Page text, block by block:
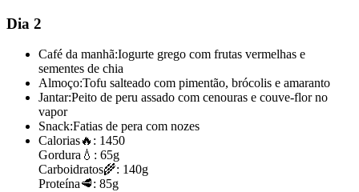
Dia 2
Café da manhã:Iogurte grego com frutas vermelhas e
sementes de chia
Almoço:Tofu salteado com pimentão, brócolis e amaranto
Jantar:Peito de peru assado com cenouras e couve-flor no
vapor
Snack:Fatias de pera com nozes
Calorias🔥: 1450
Gordura 💧: 65g
Carboidratos🌾: 140g
Proteína🥩: 85g